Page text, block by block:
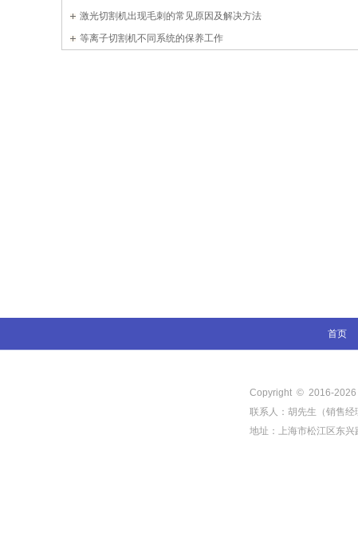
激光切割机出现毛刺的常见原因及解决方法
等离子切割机不同系统的保养工作
首页
Copyright © 2016-2026
联系人：胡先生（销售
地址：上海市松江区东